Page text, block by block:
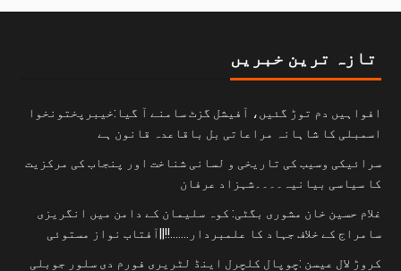
تازہ ترین خبریں
افواہیں دم توڑ گئیں، آفیشل گزٹ سامنے آ گیا:خیبرپختونخوا
اسمبلی کا شاہانہ مراعاتی بل باقاعدہ قانون ہے
سرائیکی وسیب کی تاریخی و لسانی شناخت اور پنجاب کی مرکزیت
کا سیاسی بیانیہ۔۔۔۔شہزاد عرفان
غلام حسین خان مشوری بگٹی: کوہ سلیمان کے دامن میں انگریزی
سامراج کے خلاف جہاد کا علمبردار…….!!||آفتاب نواز مستوئی
کروڑ لال عیسن :چوپال کلچرل اینڈ لٹریری فورم دی سلور جوبلی